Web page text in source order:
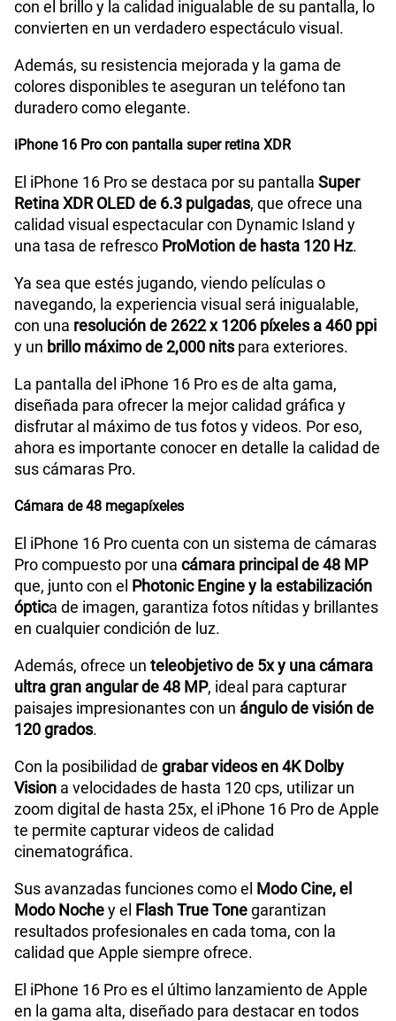
con el brillo y la calidad inigualable de su pantalla, lo
convierten en un verdadero espectáculo visual.
Además, su resistencia mejorada y la gama de
colores disponibles te aseguran un teléfono tan
duradero como elegante.
iPhone 16 Pro con pantalla super retina XDR
El iPhone 16 Pro se destaca por su pantalla Super
Retina XDR OLED de 6.3 pulgadas, que ofrece una
calidad visual espectacular con Dynamic Island y
una tasa de refresco ProMotion de hasta 120 Hz.
Ya sea que estés jugando, viendo películas o
navegando, la experiencia visual será inigualable,
con una resolución de 2622 x 1206 píxeles a 460 ppi
y un brillo máximo de 2,000 nitspara exteriores.
La pantalla del iPhone 16 Pro es de alta gama,
diseñada para ofrecer la mejor calidad gráfica y
disfrutar al máximo de tus fotos y videos. Por eso,
ahora es importante conocer en detalle la calidad de
sus cámaras Pro.
Cámara de 48 megapíxeles
El iPhone 16 Pro cuenta con un sistema de cámaras
Pro compuesto por una cámara principal de 48 MP
que, junto con el Photonic Engine y la estabilización
óptica de imagen, garantiza fotos nítidas y brillantes
en cualquier condición de luz.
Además, ofrece un teleobjetivo de 5x y una cámara
ultra gran angular de 48 MP, ideal para capturar
paisajes impresionantes con un ángulo de visión de
120 grados.
Con la posibilidad de grabar videos en 4K Dolby
Vision a velocidades de hasta 120 cps, utilizar un
zoom digital de hasta 25x, el iPhone 16 Pro de Apple
te permite capturar videos de calidad
cinematográfica.
Sus avanzadas funciones como el Modo Cine, el
Modo Nochey el Flash True Tonegarantizan
resultados profesionales en cada toma, con la
calidad que Apple siempre ofrece.
El iPhone 16 Pro es el último lanzamiento de Apple
en la gama alta, diseñado para destacar en todos